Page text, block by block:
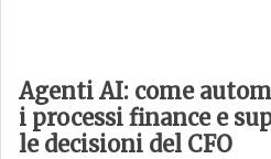
Agenti AI: come
i processi finance e
le decisioni del CFO